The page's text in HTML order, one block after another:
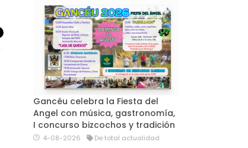
Gancéu celebra la Fiesta del
Angel con música, gastronomía,
I concurso bizcochos y tradición
4-08-2026 De total actualidad